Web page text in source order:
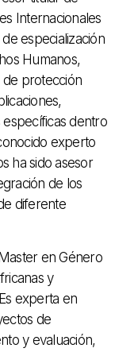
Internacionales
especialización
Humanos,
de protección
dentro
experto
ha sido asesor
de los
diferente
en Género
y
Es experta en
de
y evaluación,